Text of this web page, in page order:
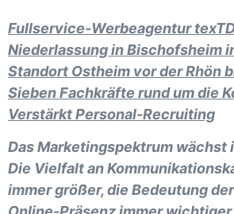
Fullservice-Werbeagentur
Niederlassung in Bischofsheim
Standort Ostheim vor der Rhön
Sieben Fachkräfte rund um die
Verstärkt Personal-Recruiting
Das Marketingspektrum wächst
Die Vielfalt an
immer größer, die Bedeutung